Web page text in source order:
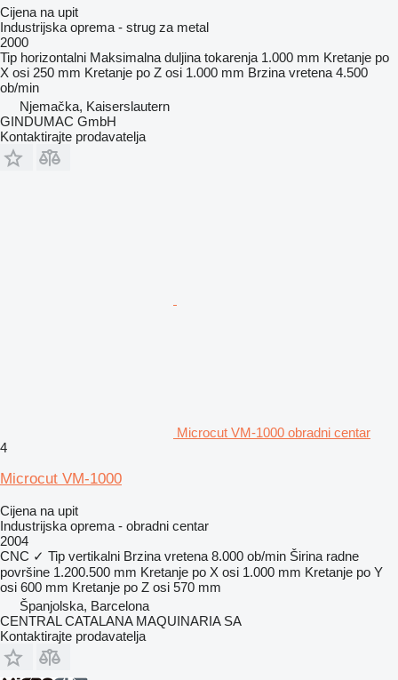
Cijena na upit
Industrijska oprema - strug za metal
2000
Tip horizontalni Maksimalna duljina tokarenja 1.000 mm Kretanje po
X osi 250 mm Kretanje po Z osi 1.000 mm Brzina vretena 4.500
ob/min
Njemačka, Kaiserslautern
GINDUMAC GmbH
Kontaktirajte prodavatelja
Microcut VM-1000 obradni centar
4
Microcut VM-1000
Cijena na upit
Industrijska oprema - obradni centar
2004
CNC ✓ Tip vertikalni Brzina vretena 8.000 ob/min Širina radne
površine 1.200.500 mm Kretanje po X osi 1.000 mm Kretanje po Y
osi 600 mm Kretanje po Z osi 570 mm
Španjolska, Barcelona
CENTRAL CATALANA MAQUINARIA SA
Kontaktirajte prodavatelja